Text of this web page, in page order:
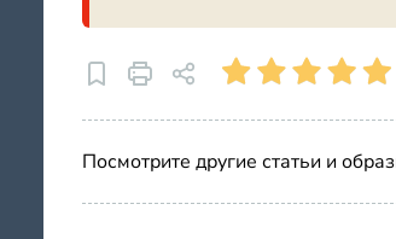
Посмотрите другие статьи и